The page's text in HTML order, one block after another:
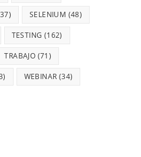
SELENIUM (48)
TESTING (162)
TRABAJO (71)
WEBINAR (34)